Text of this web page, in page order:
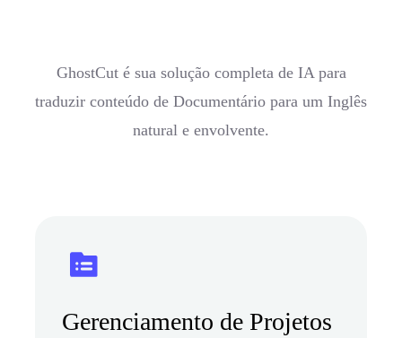
GhostCut é sua solução completa de IA para
traduzir conteúdo de Documentário para um Inglês
natural e envolvente.
Gerenciamento de Projetos